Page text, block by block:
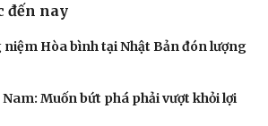
đến nay
Hòa bình tại Nhật Bản đón lượng
Muốn bứt phá phải vượt khỏi lợi